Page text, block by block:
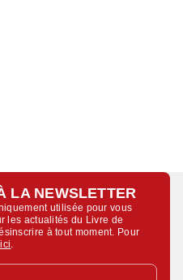
LA NEWSLETTER
utilisée pour vous
les actualités du Livre de
à tout moment. Pour